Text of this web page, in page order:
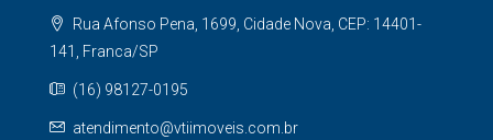
Rua Afonso Pena, 1699, Cidade Nova, CEP: 14401-
141, Franca/SP
(16) 98127-0195
atendimento@vtiimoveis.com.br